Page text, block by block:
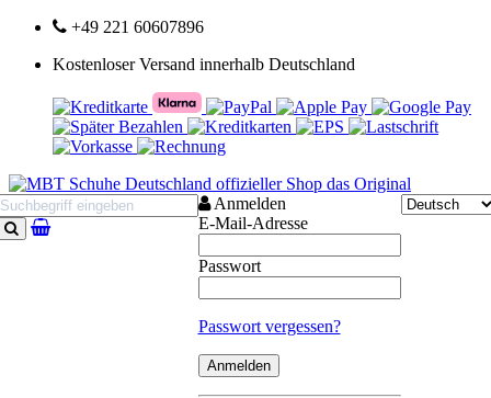
+49 221 60607896
Kostenloser Versand innerhalb Deutschland
Suchen
Anmelden
E-Mail-Adresse
Passwort
Passwort vergessen?